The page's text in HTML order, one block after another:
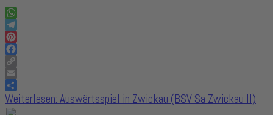
WhatsApp
Telegram
Pinterest
Facebook
Copy
Link
Email
Share
Weiterlesen: Auswärtsspiel in Zwickau (BSV Sa Zwickau II)